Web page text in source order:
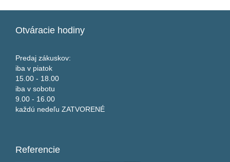
Otváracie hodiny
Predaj zákuskov:
iba v piatok
15.00 - 18.00
iba v sobotu
9.00 - 16.00
každú nedeľu ZATVORENÉ
Referencie